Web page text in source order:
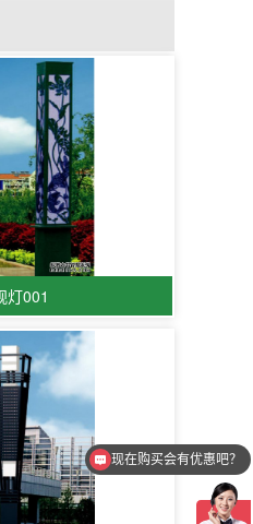
灯001
现在购买会有优惠吧？